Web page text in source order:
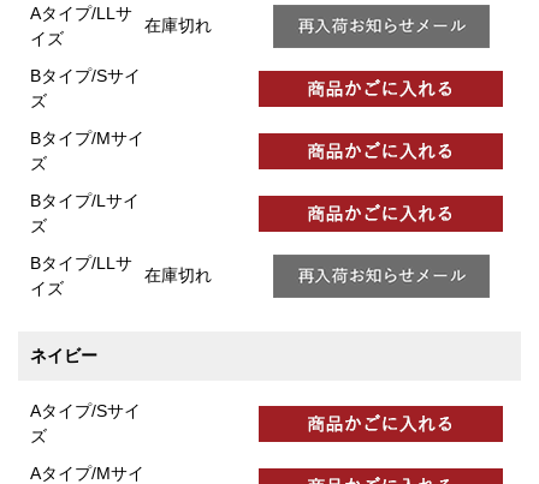
Aタイプ/LLサ
イズ
在庫切れ
Bタイプ/Sサイ
ズ
Bタイプ/Mサイ
ズ
Bタイプ/Lサイ
ズ
Bタイプ/LLサ
イズ
在庫切れ
ネイビー
Aタイプ/Sサイ
ズ
Aタイプ/Mサイ